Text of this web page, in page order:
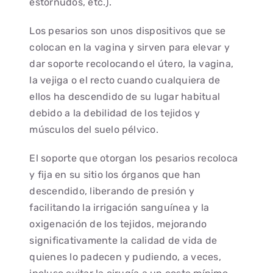
Los pesarios son unos dispositivos que se
colocan en la vagina y sirven para elevar y
dar soporte recolocando el útero, la vagina,
la vejiga o el recto cuando cualquiera de
ellos ha descendido de su lugar habitual
debido a la debilidad de los tejidos y
músculos del suelo pélvico.
El soporte que otorgan los pesarios recoloca
y fija en su sitio los órganos que han
descendido, liberando de presión y
facilitando la irrigación sanguínea y la
oxigenación de los tejidos, mejorando
significativamente la calidad de vida de
quienes lo padecen y pudiendo, a veces,